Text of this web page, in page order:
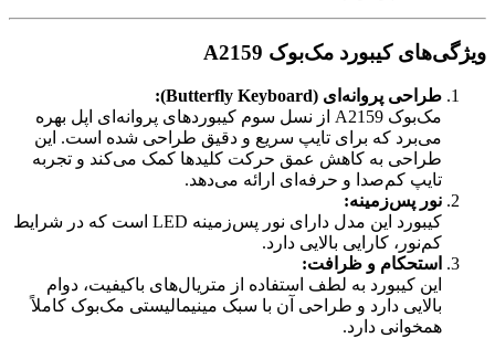
ویژگی‌های کیبورد مک‌بوک A2159
طراحی پروانه‌ای (Butterfly Keyboard):
مک‌بوک A2159 از نسل سوم کیبوردهای پروانه‌ای اپل بهره
می‌برد که برای تایپ سریع و دقیق طراحی شده است. این
طراحی به کاهش عمق حرکت کلیدها کمک می‌کند و تجربه
تایپ کم‌صدا و حرفه‌ای ارائه می‌دهد.
نور پس‌زمینه:
کیبورد این مدل دارای نور پس‌زمینه LED است که در شرایط
کم‌نور، کارایی بالایی دارد.
استحکام و ظرافت:
این کیبورد به لطف استفاده از متریال‌های باکیفیت، دوام
بالایی دارد و طراحی آن با سبک مینیمالیستی مک‌بوک کاملاً
همخوانی دارد.